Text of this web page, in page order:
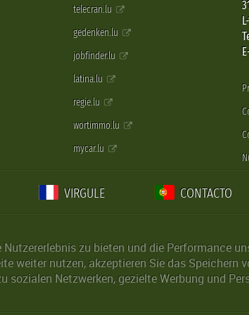
telecran.lu
gedenken.lu
jobfinder.lu
latina.lu
regie.lu
wortimmo.lu
mycar.lu
VIRGULE CONTACTO
zu bieten und die Performance
weiter nutzen, akzeptieren Sie das
sozialen Netzwerken, gezielte Werbung und